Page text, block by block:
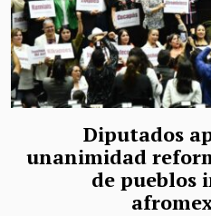
Diputados
unanimidad
de pueblos